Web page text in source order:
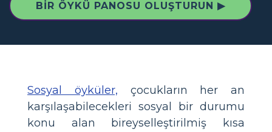
BIR ÖYKÜ PANOSU OLUŞTURUN ▶
Sosyal öyküler, çocukların her an
karşılaşabilecekleri sosyal bir durumu
konu alan bireyselleştirilmiş kısa